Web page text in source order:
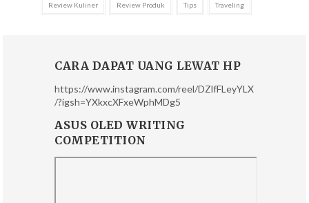
Review Kuliner Review Produk Tips Traveling
CARA DAPAT UANG LEWAT HP
https://www.instagram.com/reel/DZlfFLeyYLX
/?igsh=YXkxcXFxeWphMDg5
ASUS OLED WRITING
COMPETITION